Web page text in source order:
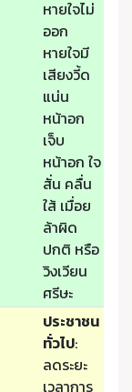
หายใจไม่
ออก
หายใจมี
เสียงวี้ด
แน่น
หน้าอก
เจ็บ
หน้าอก ใจ
สั่น คลื่น
ใส้ เมื่อย
ล้าผิด
ปกติ หรือ
วิงเวียน
ศรีษะ
ประชาชน
ทั่วไป:
ลดระยะ
เวลาการ